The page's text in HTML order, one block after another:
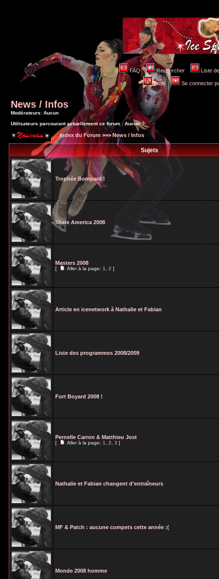
FAQ Rechercher Liste
Profil Se connecter
News / Infos
Modérateurs: Aucun
Utilisateurs parcourant actuellement ce forum : Aucun
Index du Forum >>>News / Infos
Sujets
Trophée Bompard !
Skate America 2008
Masters 2008
[ Aller à la page:1,2]
Article en icenetwork à Nathalie et Fabian
Liste des programmes 2008/2009
Fort Boyard 2008 !
Pernelle Carron & Matthieu Jost
[ Aller à la page:1,2,3]
Nathalie et Fabian changent d'entraîneurs
MF & Patch : aucune compets cette année :(
Monde 2008 homme